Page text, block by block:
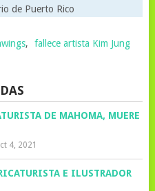
de Puerto Rico
,
fallece artista Kim Jung
DE MAHOMA, MUERE
4, 2021
E ILUSTRADOR